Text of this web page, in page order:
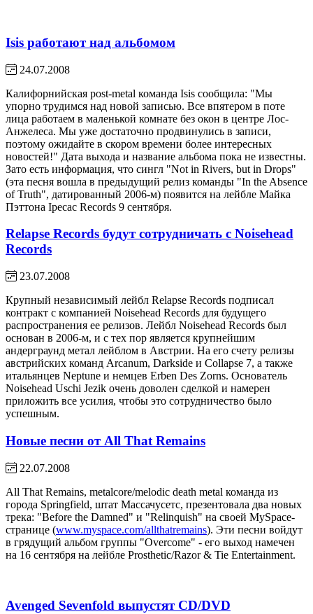
Isis работают над альбомом
24.07.2008
Калифорнийская post-metal команда Isis сообщила: "Мы
упорно трудимся над новой записью. Все впятером в поте
лица работаем в маленькой комнате без окон в центре Лос-
Анжелеса. Мы уже достаточно продвинулись в записи,
поэтому ожидайте в скором времени более интересных
новостей!" Дата выхода и название альбома пока не известны.
Зато есть информация, что сингл "Not in Rivers, but in Drops"
(эта песня вошла в предыдущий релиз команды "In the Absence
of Truth", датированный 2006-м) появится на лейбле Майка
Пэттона Ipecac Records 9 сентября.
Relapse Records будут сотрудничать с Noisehead
Records
23.07.2008
Крупный независимый лейбл Relapse Records подписал
контракт с компанией Noisehead Records для будущего
распространения ее релизов. Лейбл Noisehead Records был
основан в 2006-м, и с тех пор является крупнейшим
андерграунд метал лейблом в Австрии. На его счету релизы
австрийских команд Arcanum, Darkside и Collapse 7, а также
итальянцев Neptune и немцев Erben Des Zorns. Основатель
Noisehead Uschi Jezik очень доволен сделкой и намерен
приложить все усилия, чтобы это сотрудничество было
успешным.
Новые песни от All That Remains
22.07.2008
All That Remains, metalcore/melodic death metal команда из
города Springfield, штат Массачусетс, презентовала два новых
трека: "Before the Damned" и "Relinquish" на своей MySpace-
странице (www.myspace.com/allthatremains). Эти песни войдут
в грядущий альбом группы "Overcome" - его выход намечен
на 16 сентября на лейбле Prosthetic/Razor & Tie Entertainment.
Avenged Sevenfold выпустят CD/DVD